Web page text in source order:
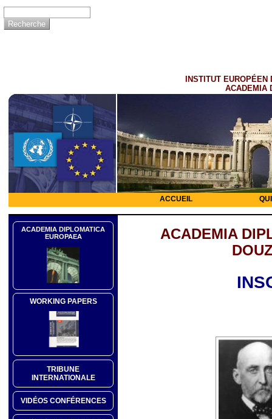
INSTITUT EUROPÉEN
ACADEMIA
ACCUEIL
ACADEMIA DIPLOMATICA
EUROPAEA
WORKING PAPERS
TRIBUNE
INTERNATIONALE
VIDÉOS CONFÉRENCES
ACADEMIA